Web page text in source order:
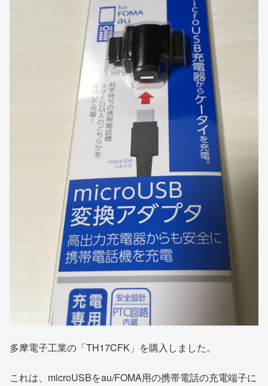
多摩電子工業の「TH17CFK」を購入しました。
これは、microUSBをau/FOMA用の携帯電話の充電端子に